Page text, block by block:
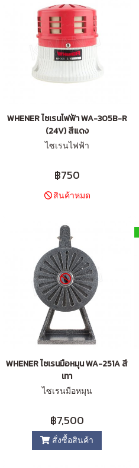
WHENER ไซเรนไฟฟ้า WA-305B-R
(24V) สีแดง
ไซเรนไฟฟ้า
฿750
สินค้าหมด
WHENER ไซเรนมือหมุน WA-251A สี
เทา
ไซเรนมือหมุน
฿7,500
สั่งซื้อสินค้า